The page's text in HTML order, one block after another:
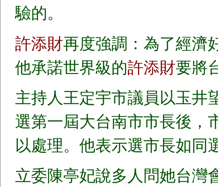
驗的。
許添財再度強調：為了經濟
他承諾世界級的許添財要將
主持人王定宇市議員以玉井
選第一屆大台南市市長後，
以處理。他表示選市長如同
立委陳亭妃說多人問她台灣